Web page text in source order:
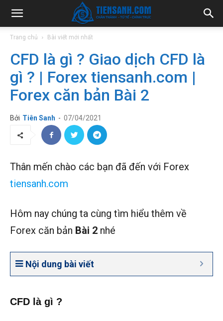
Trang chủ Bài viết mới nhất
CFD là gì ? Giao dịch CFD là
gì ? | Forex tiensanh.com |
Forex căn bản Bài 2
Bởi Tiên Sanh - 07/04/2021
Thân mến chào các bạn đã đến với Forex
tiensanh.com
Hôm nay chúng ta cùng tìm hiểu thêm về
Forex căn bản Bài 2 nhé
Nội dung bài viết
CFD là gì ?